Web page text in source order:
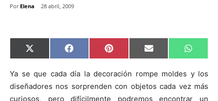
Por Elena 28 abril, 2009
C
o
p
a
r
X
(
w
t
t
C
o
p
r
t
F
a
e
o
o
C
o
p
r
P
i
t
r
C
o
p
r
E
m
i
C
o
p
a
W
h
t
s
A
p
Ya se que cada día la decoración rompe moldes y los
diseñadores nos sorprenden con objetos cada vez más
curiosos, pero difícilmente podremos encontrar un